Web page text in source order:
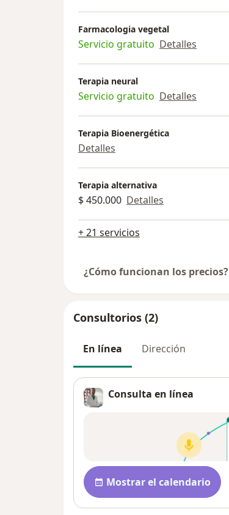
Farmacologia vegetal
Servicio gratuito Detalles
Terapia neural
Servicio gratuito Detalles
Terapia Bioenergética
Detalles
Terapia alternativa
$ 450.000 Detalles
+ 21 servicios
¿Cómo funcionan los precios?
Consultorios (2)
En línea Dirección
Consulta en línea
Disponibilidad
Mostrar el calendario